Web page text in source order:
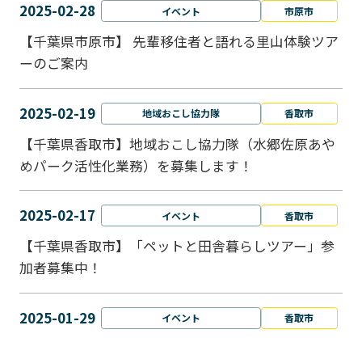
2025-02-28 イベント 市原市
【千葉県市原市】 先輩移住者と語れる里山体験ツア
ーのご案内
2025-02-19 地域おこし協力隊 香取市
【千葉県香取市】地域おこし協力隊（水郷佐原あや
めパーク活性化業務）を募集します！
2025-02-17 イベント 香取市
【千葉県香取市】「ペットと⽥舎暮らしツアー」参
加者募集中！
2025-01-29 イベント 香取市